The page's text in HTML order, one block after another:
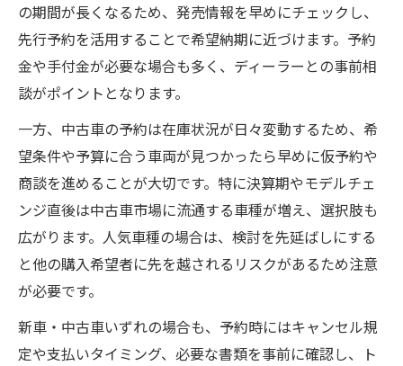
の期間が長くなるため、発売情報を早めにチェックし、
先行予約を活用することで希望納期に近づけます。予約
金や手付金が必要な場合も多く、ディーラーとの事前相
談がポイントとなります。
一方、中古車の予約は在庫状況が日々変動するため、希
望条件や予算に合う車両が見つかったら早めに仮予約や
商談を進めることが大切です。特に決算期やモデルチェ
ンジ直後は中古車市場に流通する車種が増え、選択肢も
広がります。人気車種の場合は、検討を先延ばしにする
と他の購入希望者に先を越されるリスクがあるため注意
が必要です。
新車・中古車いずれの場合も、予約時にはキャンセル規
定や支払いタイミング、必要な書類を事前に確認し、ト